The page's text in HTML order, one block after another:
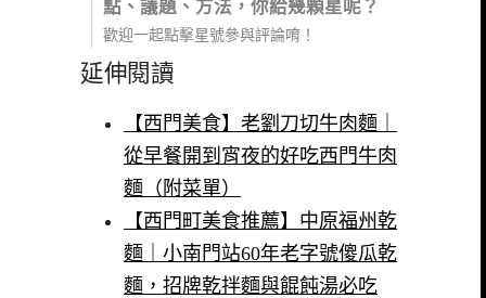
點、議題、方法，你給幾顆星呢？
歡迎一起點擊星號參與評論唷！
延伸閱讀
【西門美食】老劉刀切牛肉麵｜
從早餐開到宵夜的好吃西門牛肉
麵（附菜單）
【西門町美食推薦】中原福州乾
麵｜小南門站60年老字號傻瓜乾
麵，招牌乾拌麵與餛飩湯必吃